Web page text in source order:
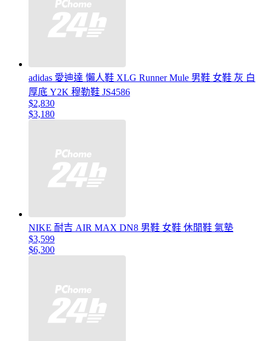
adidas 愛迪達 懶人鞋 XLG Runner Mule 男鞋 女鞋 灰 白
厚底 Y2K 穆勒鞋 JS4586
$2,830
$3,180
NIKE 耐吉 AIR MAX DN8 男鞋 女鞋 休閒鞋 氣墊
$3,599
$6,300